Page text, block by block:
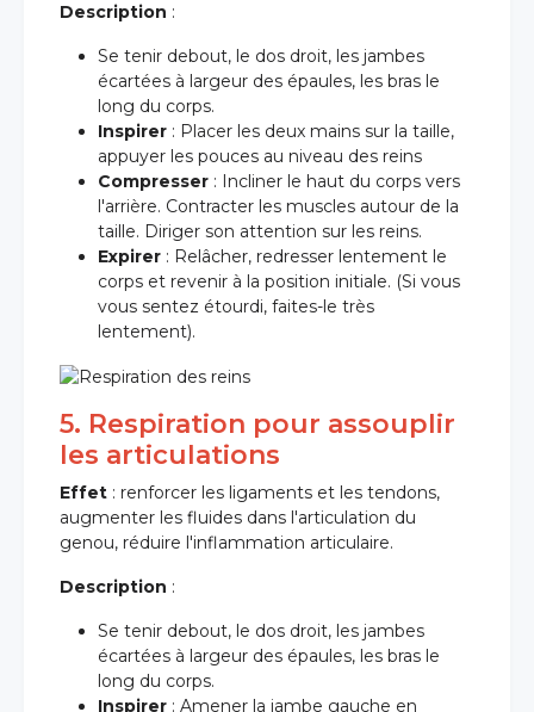
Description :
Se tenir debout, le dos droit, les jambes
écartées à largeur des épaules, les bras le
long du corps.
Inspirer : Placer les deux mains sur la taille,
appuyer les pouces au niveau des reins
Compresser : Incliner le haut du corps vers
l'arrière. Contracter les muscles autour de la
taille. Diriger son attention sur les reins.
Expirer : Relâcher, redresser lentement le
corps et revenir à la position initiale. (Si vous
vous sentez étourdi, faites-le très
lentement).
5. Respiration pour assouplir
les articulations
Effet : renforcer les ligaments et les tendons,
augmenter les fluides dans l'articulation du
genou, réduire l'inflammation articulaire.
Description :
Se tenir debout, le dos droit, les jambes
écartées à largeur des épaules, les bras le
long du corps.
Inspirer : Amener la jambe gauche en